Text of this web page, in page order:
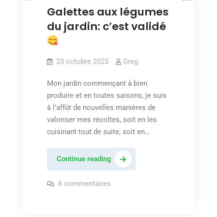
Galettes aux légumes
du jardin: c’est validé
23 octobre 2025 Greg
Mon jardin commençant à bien
produire et en toutes saisons, je suis
à l’affût de nouvelles manières de
valoriser mes récoltes, soit en les
cuisinant tout de suite, soit en…
Continue readingGalettes
aux
6 commentairessur